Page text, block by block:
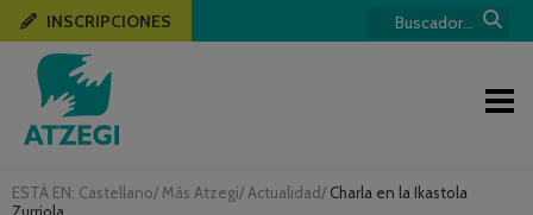
ESTÁ EN: Castellano/ Más Atzegi/ Actualidad/ Charla en la Ikastola
INSCRIPCIONES